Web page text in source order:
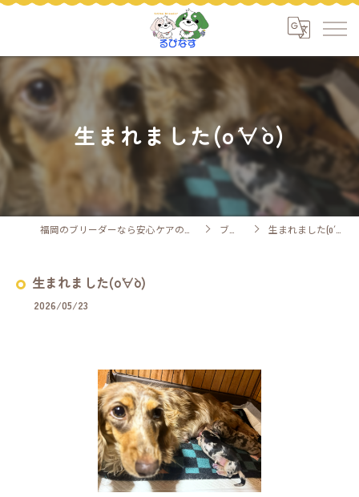
生まれました(о´∀`о)
ブログ 生まれました(о´∀`о)
生まれました(о´∀`о)
2026/05/23